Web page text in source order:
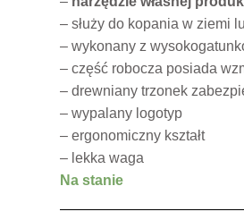
– służy do kopania w ziemi
– wykonany z
– część robocza posiada
– drewniany trzonek
– wypalany logotyp
– ergonomiczny kształt
– lekka waga
Na stanie